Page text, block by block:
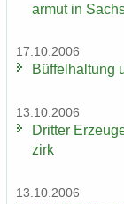
ar­mut in
17.10.2006
Büf­fel­hal­tung
13.10.2006
Drit­ter
zirk
13.10.2006